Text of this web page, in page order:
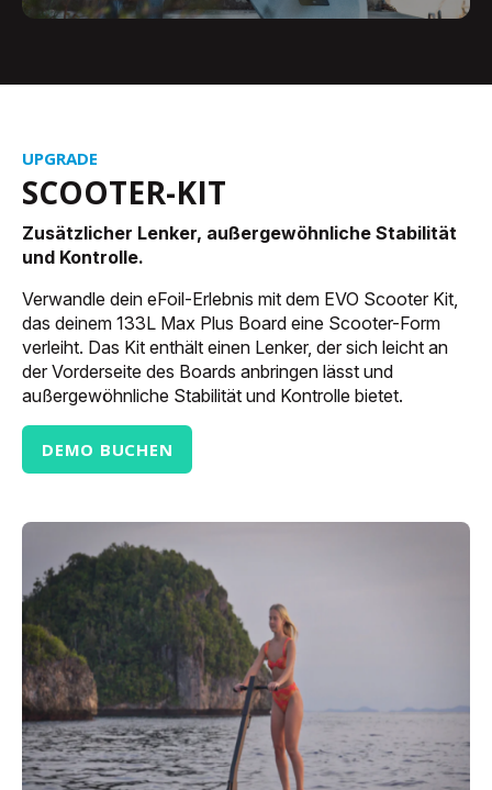
UPGRADE
SCOOTER-KIT
Zusätzlicher Lenker, außergewöhnliche Stabilität
und Kontrolle.
Verwandle dein eFoil-Erlebnis mit dem EVO Scooter Kit,
das deinem 133L Max Plus Board eine Scooter-Form
verleiht. Das Kit enthält einen Lenker, der sich leicht an
der Vorderseite des Boards anbringen lässt und
außergewöhnliche Stabilität und Kontrolle bietet.
DEMO BUCHEN